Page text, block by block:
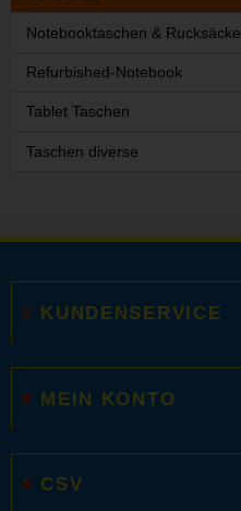
Notebooktaschen & Rucksäcke
Refurbished-Notebook
Tablet Taschen
Taschen diverse
KUNDENSERVICE
MEIN KONTO
CSV